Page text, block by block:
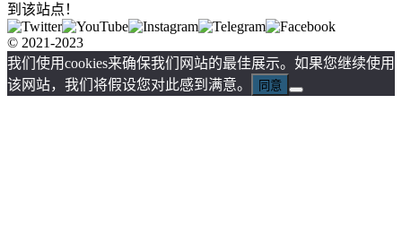
到该站点！
© 2021-2023
我们使用cookies来确保我们网站的最佳展示。如果您继续使用
该网站，我们将假设您对此感到满意。
同意